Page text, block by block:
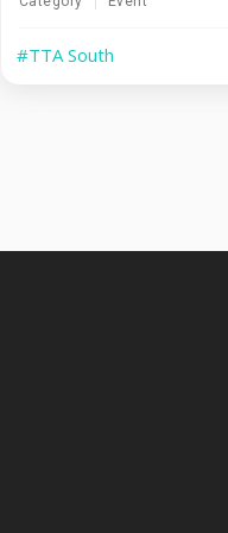
#TTA South